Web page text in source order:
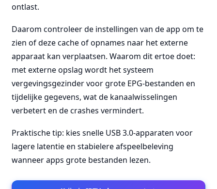
ontlast.
Daarom controleer de instellingen van de app om te
zien of deze cache of opnames naar het externe
apparaat kan verplaatsen. Waarom dit ertoe doet:
met externe opslag wordt het systeem
vergevingsgezinder voor grote EPG-bestanden en
tijdelijke gegevens, wat de kanaalwisselingen
verbetert en de crashes vermindert.
Praktische tip: kies snelle USB 3.0-apparaten voor
lagere latentie en stabielere afspeelbeleving
wanneer apps grote bestanden lezen.